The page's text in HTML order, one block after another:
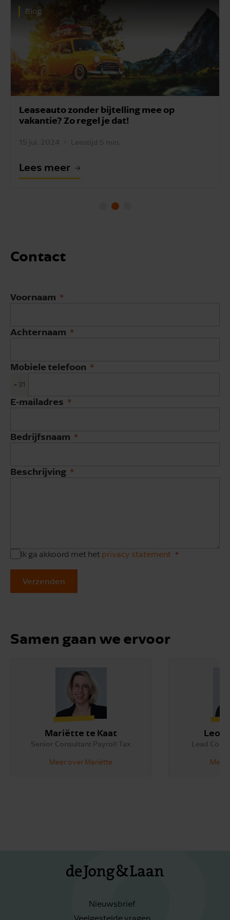
Blog
Leaseauto zonder bijtelling mee op
vakantie? Zo regel je dat!
15 jul. 2024 Leestijd 5 min.
Lees meer
Contact
Voornaam
Achternaam
Mobiele telefoon
+31
E-mailadres
Bedrijfsnaam
Beschrijving
Ik ga akkoord met het privacy statement
Verzenden
Samen gaan we ervoor
Mariëtte te Kaat
Senior Consultant Payroll Tax
Meer over Mariëtte
Lead
Meer
Nieuwsbrief